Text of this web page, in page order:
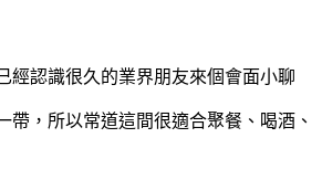
經認識很久的業界朋友來個會面小聊
帶，所以常道這間很適合聚餐、喝酒、